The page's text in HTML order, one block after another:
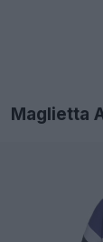
Maglietta